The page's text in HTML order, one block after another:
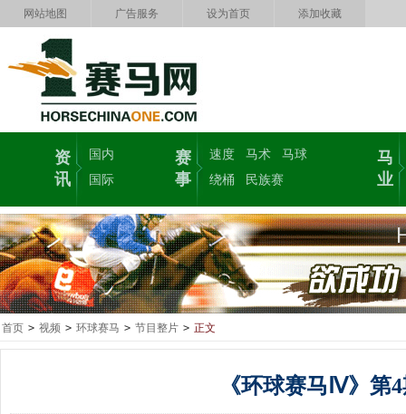
网站地图 广告服务 设为首页 添加收藏
资
讯
国内
国际
赛
事
速度 马术
马球
绕桶
民族赛
马
业
首页 > 视频 > 环球赛马 > 节目整片 > 正文
《环球赛马Ⅳ》第